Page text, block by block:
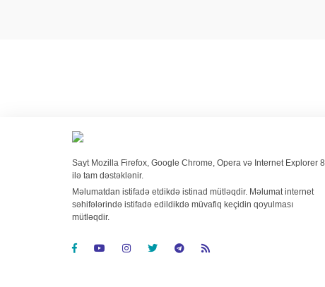
Sayt Mozilla Firefox, Google Chrome, Opera və Internet Explorer 8
ilə tam dəstəklənir.
Məlumatdan istifadə etdikdə istinad mütləqdir. Məlumat internet
səhifələrində istifadə edildikdə müvafiq keçidin qoyulması
mütləqdir.